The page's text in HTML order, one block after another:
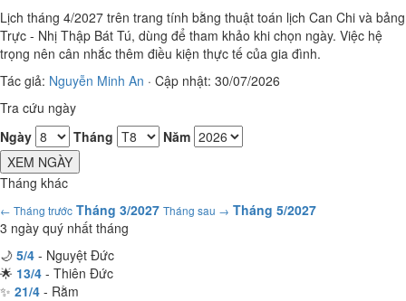
Lịch tháng 4/2027 trên trang tính bằng thuật toán lịch Can Chi và bảng
Trực - Nhị Thập Bát Tú, dùng để tham khảo khi chọn ngày. Việc hệ
trọng nên cân nhắc thêm điều kiện thực tế của gia đình.
Tác giả: Nguyễn Minh An · Cập nhật: 30/07/2026
Tra cứu ngày
Ngày
Tháng
Năm
XEM NGÀY
Tháng khác
← Tháng trước Tháng 3/2027 Tháng sau → Tháng 5/2027
3 ngày quý nhất tháng
🌙 5/4 - Nguyệt Đức
🌟 13/4 - Thiên Đức
✨ 21/4 - Rằm